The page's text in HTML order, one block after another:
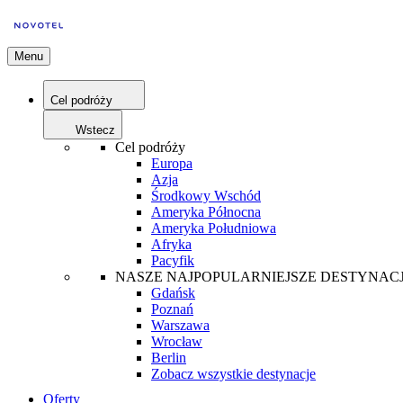
Menu
Cel podróży
Wstecz
Cel podróży
Europa
Azja
Środkowy Wschód
Ameryka Północna
Ameryka Południowa
Afryka
Pacyfik
NASZE NAJPOPULARNIEJSZE
Gdańsk
Poznań
Warszawa
Wrocław
Berlin
Zobacz wszystkie destynacje
Oferty